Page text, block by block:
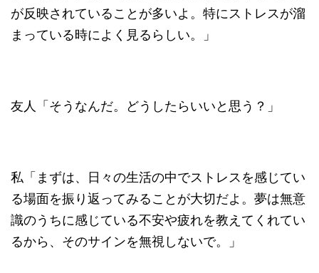
が反映されていることが多いよ。特にストレスが溜
まっている時によく見るらしい。」
友人「そうなんだ。どうしたらいいと思う？」
私「まずは、日々の生活の中でストレスを感じてい
る場面を振り返ってみることが大切だよ。夢は無意
識のうちに感じている不安や疲れを教えてくれてい
るから、そのサインを無視しないで。」